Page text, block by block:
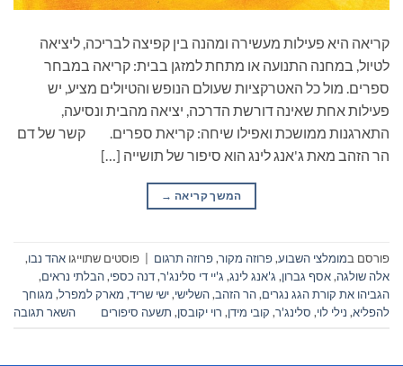
קריאה היא פעילות מעשירה ומהנה בין קפיצה לבריכה, ליציאה
לטיול, במחנה התנועה או מתחת למזגן בבית: קריאה במבחר
ספרים. מול כל האטרקציות שעולם הנופש והטיולים מציע, יש
פעילות אחת שאינה דורשת הדרכה, יציאה מהבית ונסיעה,
התארגנות ממושכת ואפילו שיחה: קריאת ספרים. קשר של דם
הר הזהב מאת ג'אנג לינג הוא סיפור של תושייה […]
המשך קריאה →
פורסם במומלצי השבוע,פרוזה מקור,פרוזה תרגום | פוסטים שתוייגו אהד נבו,
אלה שולגה,אסף גברון, ג'אנג לינג, ג'יי די סלינג'ר,דנה כספי,הבלתי נראים,
הגביהו את קורת הגג נגרים,הר הזהב,השלישי,ישי שריד, מארק למפרל, מגוחך
להפליא, נילי לוי, סלינג'ר, קובי מידן, רוי יקובסן, תשעה סיפורים השאר תגובה